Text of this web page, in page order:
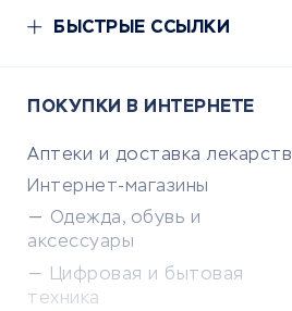
БЫСТРЫЕ ССЫЛКИ
ПОКУПКИ В ИНТЕРНЕТЕ
Аптеки и доставка лекарств
Интернет-магазины
Одежда, обувь и
аксессуары
Цифровая и бытовая
техника